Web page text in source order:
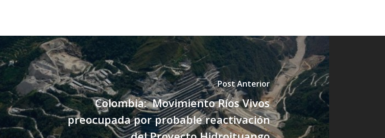
Post Anterior
Colombia: Movimiento Ríos Vivos
preocupada por probable reactivación